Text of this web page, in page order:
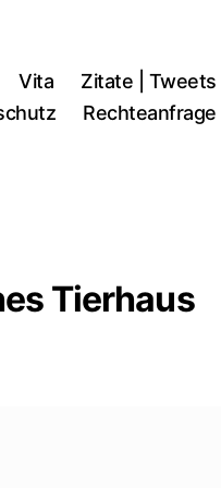
Vita
Zitate | Tweets
Rechteanfrage
Tierhaus